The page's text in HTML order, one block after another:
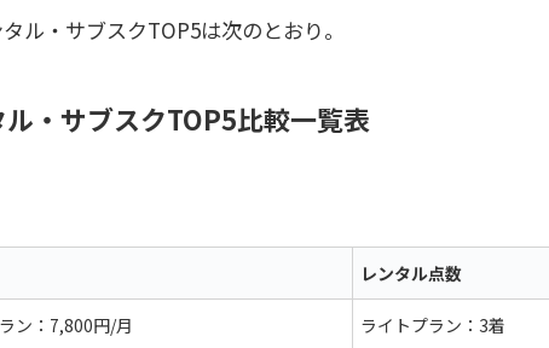
ル・サブスクTOP5は次のとおり。
・サブスクTOP5比較一覧表
レンタル点数
ン：7,800円/月
ライトプラン：3着